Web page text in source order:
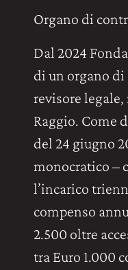
Organo di
Dal 2024
di un organo
revisore
Raggio. Come
del 24 giugno
monocratico –
l’incarico
compenso
2.500 oltre
tra Euro 1.000